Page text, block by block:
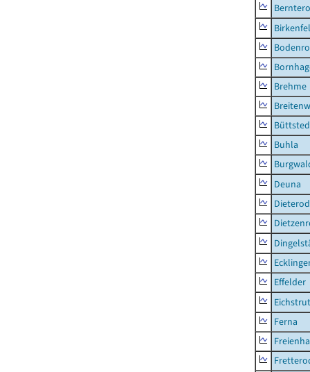
Brehme
Buhla
Deuna
Effelder
Ferna